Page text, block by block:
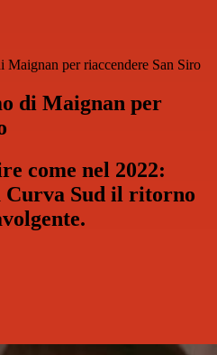
Maignan per riaccendere San Siro
di Maignan per
come nel 2022:
Curva Sud il ritorno